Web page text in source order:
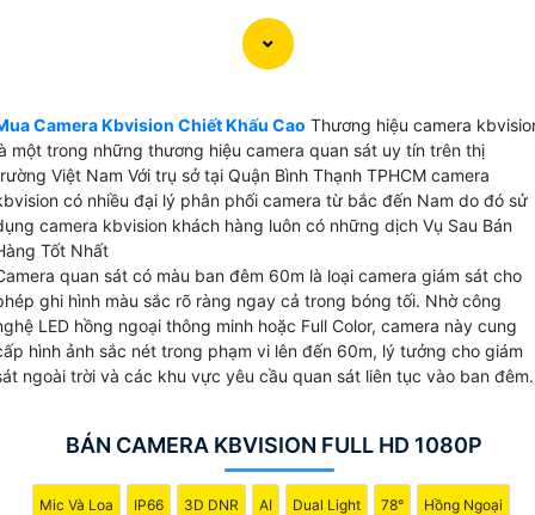
IP, camera wifi với thương hiệu kbone và camera
analog thông thường là HD CVI với chất lượng hình ảnh
dự án nhà nước do tính bảo mật cao dễ dàng tích
nhiều hệ thống.
Camera Kbvision Sản Xuất Ở Đâu
phẩm được sản xuất và nhập khẩu nguyên chiết từ Trung Quốc có nguồn
rõ ràng
Giá Camera Kbvision Như Thế Nào
Nguyễn Xí, P.26, Q. Bình Thạnh,TP. HCM
Camera Kbvision Chiết Khấu Cao Thương hiệu camera
một trong những thương hiệu camera quan sát uy tín trên thị
Việt Nam Với trụ sở tại Quận Bình Thạnh TPHCM camera
có nhiều đại lý phân phối camera từ bắc đến Nam do đó sử
camera kbvision khách hàng luôn có những dịch Vụ Sau Bán
Tốt Nhất
quan sát có màu ban đêm 60m là loại camera giám sát cho
ghi hình màu sắc rõ ràng ngay cả trong bóng tối. Nhờ công
LED hồng ngoại thông minh hoặc Full Color, camera này cung
hình ảnh sắc nét trong phạm vi lên đến 60m, lý tưởng cho giám
ngoài trời và các khu vực yêu cầu quan sát liên tục vào ban đêm.
BÁN CAMERA KBVISION FULL HD 1080P
Mic Và Loa IP66 3D DNR AI Dual Light 78° Hồng Ngoại